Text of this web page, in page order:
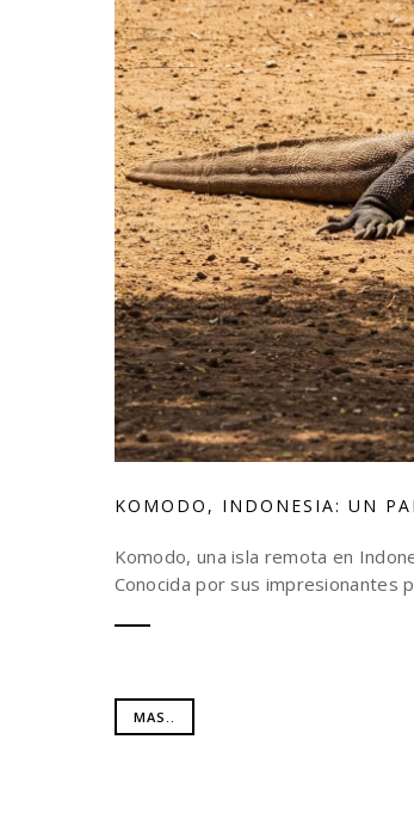
KOMODO, INDONESIA: UN
Komodo, una isla remota en
Conocida por sus impresionantes
MAS..